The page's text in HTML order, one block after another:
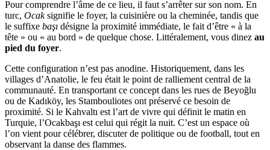
Pour comprendre l’âme de ce lieu, il faut s’arrêter sur son nom. En
turc, Ocaksignifie le foyer, la cuisinière ou la cheminée, tandis que
le suffixe başı désigne la proximité immédiate, le fait d’être « à la
tête » ou « au bord » de quelque chose. Littéralement, vous dinez au
pied du foyer.
Cette configuration n’est pas anodine. Historiquement, dans les
villages d’Anatolie, le feu était le point de ralliement central de la
communauté. En transportant ce concept dans les rues de Beyoğlu
ou de Kadıköy, les Stambouliotes ont préservé ce besoin de
proximité. Si le Kahvaltı est l’art de vivre qui définit le matin en
Turquie, l’Ocakbaşı est celui qui régit la nuit. C’est un espace où
l’on vient pour célébrer, discuter de politique ou de football, tout en
observant la danse des flammes.